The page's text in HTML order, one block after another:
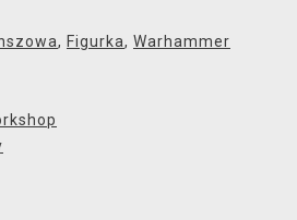
, Figurka, Warhammer